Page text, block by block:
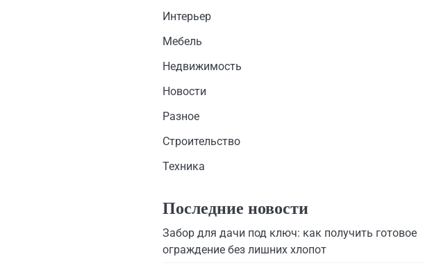
Интерьер
Мебель
Недвижимость
Новости
Разное
Строительство
Техника
Последние новости
Забор для дачи под ключ: как получить готовое
ограждение без лишних хлопот